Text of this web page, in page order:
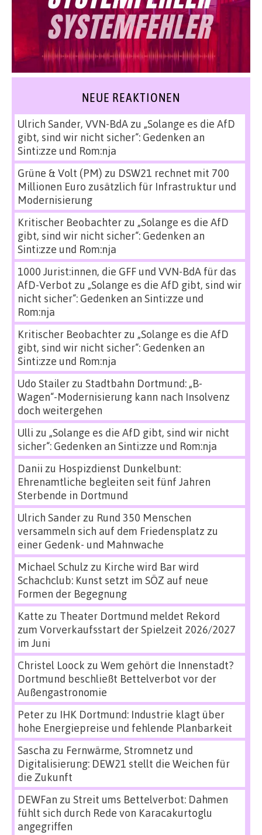
NEUE REAKTIONEN
Ulrich Sander, VVN-BdAzu „Solange es die AfD
gibt, sind wir nicht sicher“: Gedenken an
Sinti:zze und Rom:nja
Grüne & Volt (PM) zu DSW21 rechnet mit 700
Millionen Euro zusätzlich für Infrastruktur und
Modernisierung
Kritischer Beobachterzu „Solange es die AfD
gibt, sind wir nicht sicher“: Gedenken an
Sinti:zze und Rom:nja
1000 Jurist:innen, die GFF und VVN-BdA für das
AfD-Verbot zu „Solange es die AfD gibt, sind wir
nicht sicher“: Gedenken an Sinti:zze und
Rom:nja
Kritischer Beobachterzu „Solange es die AfD
gibt, sind wir nicht sicher“: Gedenken an
Sinti:zze und Rom:nja
Udo Stailerzu Stadtbahn Dortmund: „B-
Wagen“-Modernisierung kann nach Insolvenz
doch weitergehen
Ulli zu „Solange es die AfD gibt, sind wir nicht
sicher“: Gedenken an Sinti:zze und Rom:nja
Danii zu Hospizdienst Dunkelbunt:
Ehrenamtliche begleiten seit fünf Jahren
Sterbende in Dortmund
Ulrich Sanderzu Rund 350 Menschen
versammeln sich auf dem Friedensplatz zu
einer Gedenk- und Mahnwache
Michael Schulz zu Kirche wird Bar wird
Schachclub: Kunst setzt im SÖZ auf neue
Formen der Begegnung
Katte zu Theater Dortmund meldet Rekord
zum Vorverkaufsstart der Spielzeit 2026/2027
im Juni
Christel Loock zu Wem gehört die Innenstadt?
Dortmund beschließt Bettelverbot vor der
Außengastronomie
Peterzu IHK Dortmund: Industrie klagt über
hohe Energiepreise und fehlende Planbarkeit
Sascha zu Fernwärme, Stromnetz und
Digitalisierung: DEW21 stellt die Weichen für
die Zukunft
DEWFan zu Streit ums Bettelverbot: Dahmen
fühlt sich durch Rede von Karacakurtoglu
angegriffen